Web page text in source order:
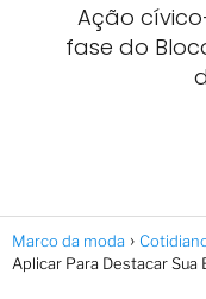
Ação
fase do
Marco da moda
Aplicar Para Destacar Sua